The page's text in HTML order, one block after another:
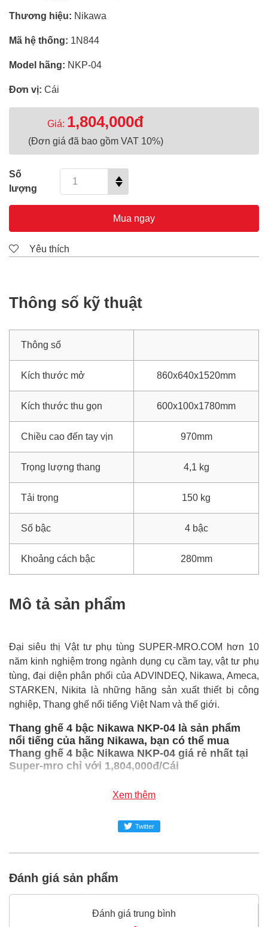
Thương hiệu: Nikawa
Mã hệ thống: 1N844
Model hãng: NKP-04
Đơn vị: Cái
Giá: 1,804,000đ
(Đơn giá đã bao gồm VAT 10%)
Số
lượng
Mua ngay
Yêu thích
Thông số kỹ thuật
Thông số
Kích thước mở 860x640x1520mm
Kích thước thu gọn 600x100x1780mm
Chiều cao đến tay vịn 970mm
Trọng lượng thang 4,1 kg
Tải trọng 150 kg
Số bậc 4 bậc
Khoảng cách bậc 280mm
Mô tả sản phẩm
Đại siêu thị Vật tư phụ tùng SUPER-MRO.COM hơn 10
năm kinh nghiệm trong ngành dụng cụ cầm tay, vật tư phụ
tùng, đại diện phân phối của ADVINDEQ, Nikawa, Ameca,
STARKEN, Nikita là những hãng sản xuất thiết bị công
nghiệp, Thang ghế nổi tiếng Việt Nam và thế giới.
Thang ghế 4 bậc Nikawa NKP-04 là sản phẩm
nổi tiếng của hãng Nikawa, bạn có thể mua
Thang ghế 4 bậc Nikawa NKP-04 giá rẻ nhất tại
Super-mro chỉ với 1,804,000đ/Cái
ngành công nghiệp MRO
Freeship toàn quốc đơn từ 3 triệu
Nếu bạn cần thêm thông tin củaThang ghế 4 bậc
Xem thêm
Twitter
Đánh giá sản phẩm
Đánh giá trung bình